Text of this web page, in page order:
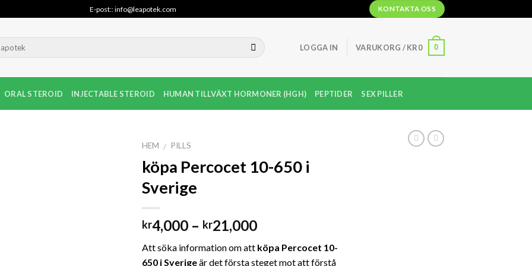
E-post:: info@leapotek.com KONTAKTA OSS
LOGGA IN VARUKORG /KR0 0
ORAL STEROID INJECTABLE STEROID HUMAN TILLVÄXT HORMONER (HGH) PEPTIDER SEX PILLER
HEM / PILLS
köpa Percocet 10-650 i
Sverige
kr4,000 – kr21,000Prisintervall:
till
Att söka information om att köpa Percocet 10-
650 i Sverigeär det första steget mot att förstå